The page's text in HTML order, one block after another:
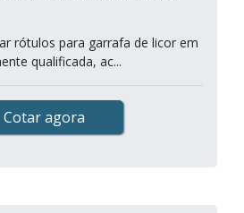
rótulos para garrafa de licor em
qualificada, ac...
Cotar agora